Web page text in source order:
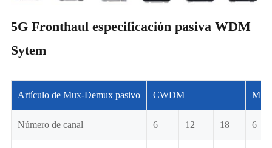
5G Fronthaul especificación pasiva WDM
Sytem
Artículo de Mux-Demux pasivo CWDM
Número de canal 6 12 18 6